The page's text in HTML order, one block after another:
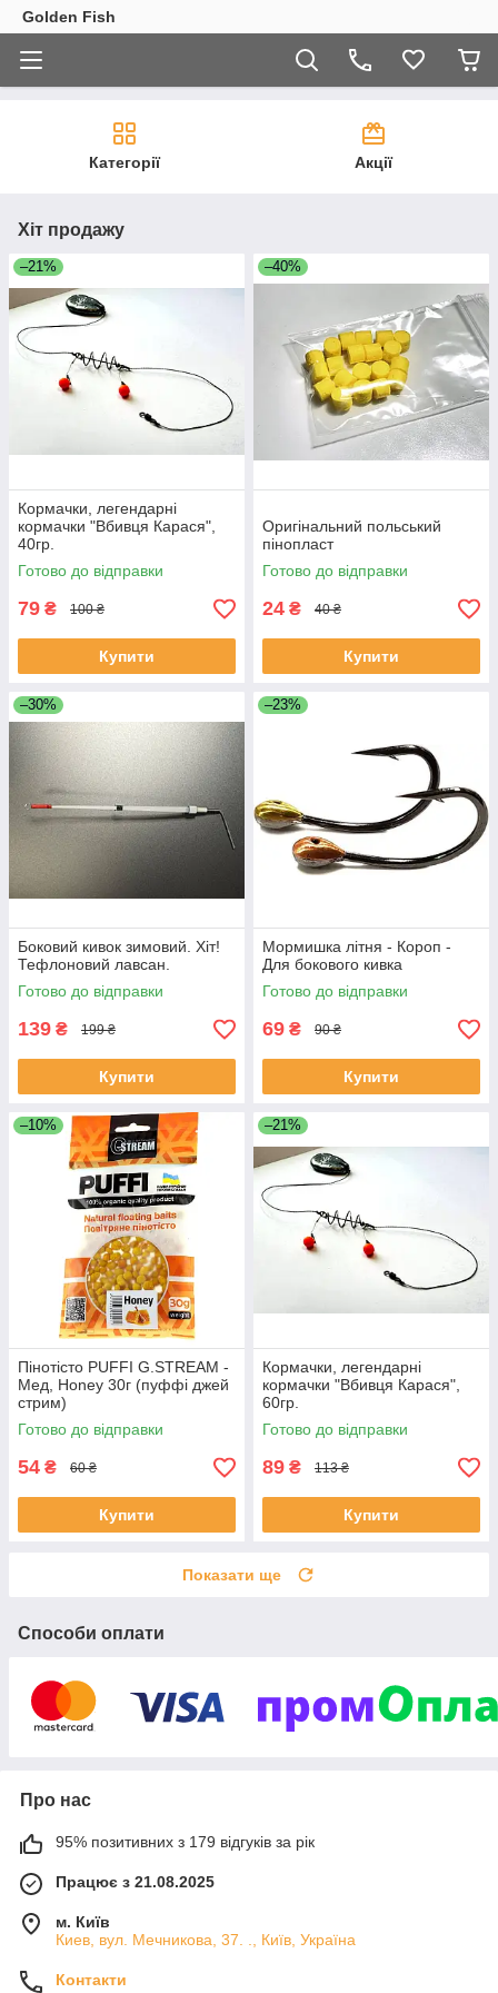
Golden Fish
Категорії Акції
Хіт продажу
–21%
Кормачки, легендарні
кормачки "Вбивця Карася",
40гр.
Готово до відправки
79 ₴ 100 ₴
Купити
–40%
Оригінальний польський
пінопласт
Готово до відправки
24 ₴ 40 ₴
Купити
–30%
Боковий кивок зимовий. Хіт!
Тефлоновий лавсан.
Готово до відправки
139 ₴ 199 ₴
Купити
–23%
Мормишка літня - Короп -
Для бокового кивка
Готово до відправки
69 ₴ 90 ₴
Купити
–10%
Пінотісто PUFFI G.STREAM -
Мед, Honey 30г (пуффі джей
стрим)
Готово до відправки
54 ₴ 60 ₴
Купити
–21%
Кормачки, легендарні
кормачки "Вбивця Карася",
60гр.
Готово до відправки
89 ₴ 113 ₴
Купити
Показати ще
Способи оплати
Про нас
95% позитивних з 179 відгуків за рік
Працює з 21.08.2025
м. Київ
Киев, вул. Мечникова, 37. ., Київ, Україна
Контакти